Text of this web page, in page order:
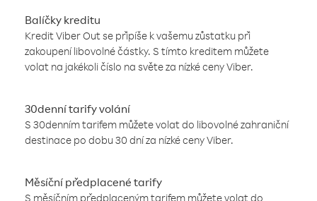
Balíčky kreditu
Kredit Viber Out se připíše k vašemu zůstatku při
zakoupení libovolné částky. S tímto kreditem můžete
volat na jakékoli číslo na světe za nízké ceny Viber.
30denní tarify volání
S 30denním tarifem můžete volat do libovolné zahraniční
destinace po dobu 30 dní za nízké ceny Viber.
Měsíční předplacené tarify
S měsíčním předplaceným tarifem můžete volat do